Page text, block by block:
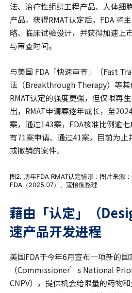
法、治疗性组织工程产品、人体细
产品。获得RMAT认定后，FDA 将
略、临床试验设计，并获得加速上
与审查时间。
与美国 FDA「快速审查」（Fast
法（Breakthrough Therapy）等其
RMAT认定的强度更强，但仅限再
出，RMAT申请案逐年成长，至
案，通过143案，FDA核准比例逾
有71案申请、通过41案，目前为止
或撤销的案件。
图2. 历年FDA RMAT认定情形；图片来源：
FDA（2025.07）、寇怡衡整理
藉由「认定」（
速产品开发进程
美国FDA于今年6月宣布一项新的
（Commissioner’s National
CNPV），提供机会给限量的药物